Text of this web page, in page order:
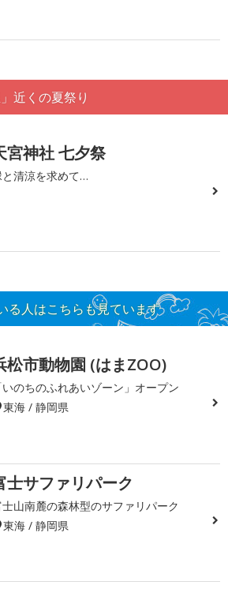
近くの夏祭り
宮神社 七夕祭
と清涼を求めて…
る人はこちらも見ています
松市動物園 (はまZOO)
いのちのふれあいゾーン」オープン
東海 / 静岡県
士サファリパーク
士山南麓の森林型のサファリパーク
東海 / 静岡県